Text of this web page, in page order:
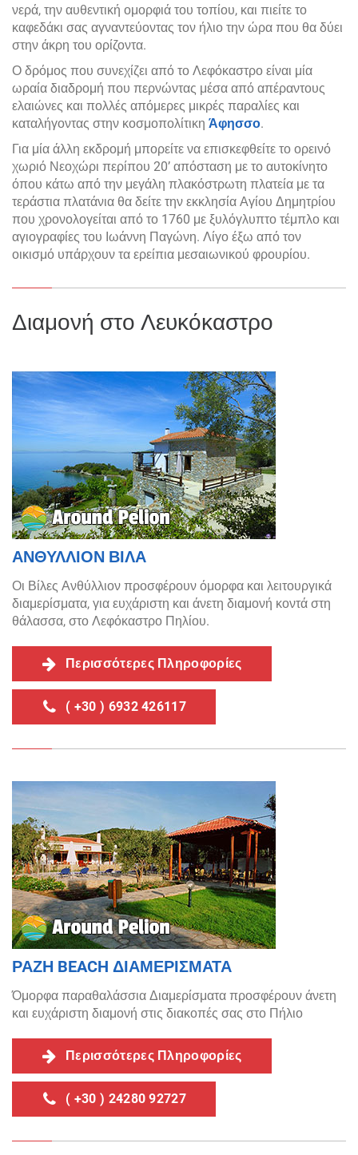
νερά, την αυθεντική ομορφιά του τοπίου, και πιείτε το
καφεδάκι σας αγναντεύοντας τον ήλιο την ώρα που θα δύει
στην άκρη του ορίζοντα.
Ο δρόμος που συνεχίζει από το Λεφόκαστρο είναι μία
ωραία διαδρομή που περνώντας μέσα από απέραντους
ελαιώνες και πολλές απόμερες μικρές παραλίες και
καταλήγοντας στην κοσμοπολίτικη Άφησσο.
Για μία άλλη εκδρομή μπορείτε να επισκεφθείτε το ορεινό
χωριό Νεοχώρι περίπου 20’ απόσταση με το αυτοκίνητο
όπου κάτω από την μεγάλη πλακόστρωτη πλατεία με τα
τεράστια πλατάνια θα δείτε την εκκλησία Αγίου Δημητρίου
που χρονολογείται από το 1760 με ξυλόγλυπτο τέμπλο και
αγιογραφίες του Ιωάννη Παγώνη. Λίγο έξω από τον
οικισμό υπάρχουν τα ερείπια μεσαιωνικού φρουρίου.
Διαμονή στο Λευκόκαστρο
ΑΝΘΥΛΛΙΟΝ ΒΙΛΑ
Οι Βίλες Ανθύλλιον προσφέρουν όμορφα και λειτουργικά
διαμερίσματα, για ευχάριστη και άνετη διαμονή κοντά στη
θάλασσα, στο Λεφόκαστρο Πηλίου.
Περισσότερες Πληροφορίες
( +30 ) 6932 426117
ΡΑΖΗ BEACH ΔΙΑΜΕΡΙΣΜΑΤΑ
Όμορφα παραθαλάσσια Διαμερίσματα προσφέρουν άνετη
και ευχάριστη διαμονή στις διακοπές σας στο Πήλιο
Περισσότερες Πληροφορίες
( +30 ) 24280 92727